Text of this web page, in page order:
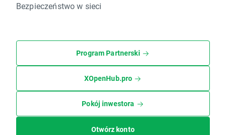
Bezpieczeństwo w sieci
Program Partnerski
XOpenHub.pro
Pokój inwestora
Otwórz konto